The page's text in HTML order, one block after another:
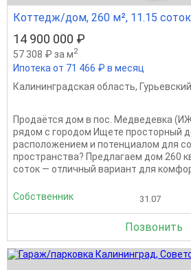
Коттедж/дом, 260 м², 11.15 соток
14 900 000 ₽
57 308 ₽ за м2
Ипотека от 71 466 ₽ в месяц
Калининградская область,
Продаётся дом в пос. Медведевка
рядом с городом Ищете просторный
расположением и потенциалом для
пространства? Предлагаем дом 260
соток — отличный вариант для
Собственник 31.07
Позвонить